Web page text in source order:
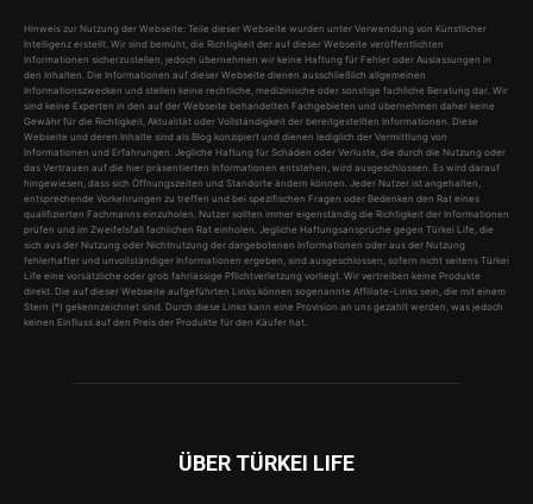
Hinweis zur Nutzung der Webseite: Teile dieser Webseite wurden unter Verwendung von Künstlicher
Intelligenz erstellt. Wir sind bemüht, die Richtigkeit der auf dieser Webseite veröffentlichten
Informationen sicherzustellen, jedoch übernehmen wir keine Haftung für Fehler oder Auslassungen in
den Inhalten. Die Informationen auf dieser Webseite dienen ausschließlich allgemeinen
Informationszwecken und stellen keine rechtliche, medizinische oder sonstige fachliche Beratung dar. Wir
sind keine Experten in den auf der Webseite behandelten Fachgebieten und übernehmen daher keine
Gewähr für die Richtigkeit, Aktualität oder Vollständigkeit der bereitgestellten Informationen. Diese
Webseite und deren Inhalte sind als Blog konzipiert und dienen lediglich der Vermittlung von
Informationen und Erfahrungen. Jegliche Haftung für Schäden oder Verluste, die durch die Nutzung oder
das Vertrauen auf die hier präsentierten Informationen entstehen, wird ausgeschlossen. Es wird darauf
hingewiesen, dass sich Öffnungszeiten und Standorte ändern können. Jeder Nutzer ist angehalten,
entsprechende Vorkehrungen zu treffen und bei spezifischen Fragen oder Bedenken den Rat eines
qualifizierten Fachmanns einzuholen. Nutzer sollten immer eigenständig die Richtigkeit der Informationen
prüfen und im Zweifelsfall fachlichen Rat einholen. Jegliche Haftungsansprüche gegen Türkei Life, die
sich aus der Nutzung oder Nichtnutzung der dargebotenen Informationen oder aus der Nutzung
fehlerhafter und unvollständiger Informationen ergeben, sind ausgeschlossen, sofern nicht seitens Türkei
Life eine vorsätzliche oder grob fahrlässige Pflichtverletzung vorliegt. Wir vertreiben keine Produkte
direkt. Die auf dieser Webseite aufgeführten Links können sogenannte Affiliate-Links sein, die mit einem
Stern (*) gekennzeichnet sind. Durch diese Links kann eine Provision an uns gezahlt werden, was jedoch
keinen Einfluss auf den Preis der Produkte für den Käufer hat.
ÜBER TÜRKEI LIFE